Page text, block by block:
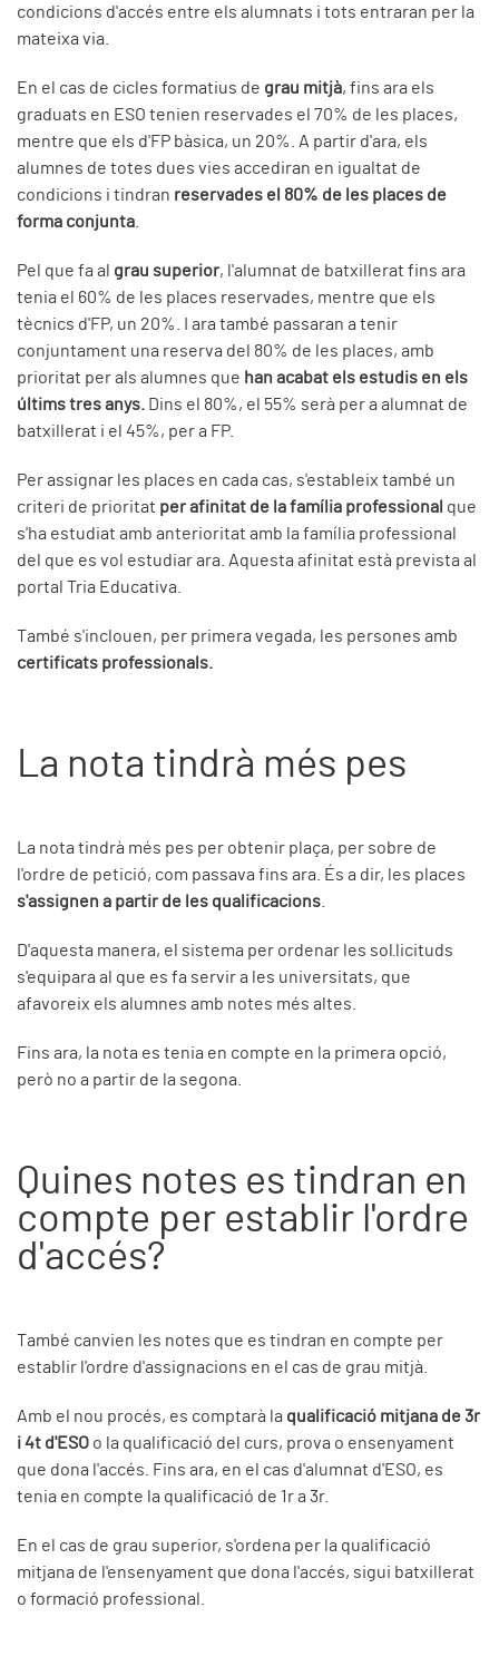
condicions d'accés entre els alumnats i tots entraran per la
mateixa via.
En el cas de cicles formatius de grau mitjà, fins ara els
graduats en ESO tenien reservades el 70% de les places,
mentre que els d'FP bàsica, un 20%. A partir d'ara, els
alumnes de totes dues vies accediran en igualtat de
condicions i tindran reservades el 80% de les places de
forma conjunta
Pel que fa al grau superior, l'alumnat de batxillerat fins ara
tenia el 60% de les places reservades, mentre que els
tècnics d'FP, un 20%. I ara també passaran a tenir
conjuntament una reserva del 80% de les places, amb
prioritat per als alumnes que han acabat els estudis en els
últims tres anys. Dins el 80%, el 55% serà per a alumnat de
batxillerat i el 45%, per a FP.
Per assignar les places en cada cas, s'estableix també un
criteri de prioritat per afinitat de la família professional que
s'ha estudiat amb anterioritat amb la família professional
del que es vol estudiar ara. Aquesta afinitat està prevista al
portal Tria Educativa.
També s'inclouen, per primera vegada, les persones amb
certificats professionals.
La nota tindrà més pes
La nota tindrà més pes per obtenir plaça, per sobre de
l'ordre de petició, com passava fins ara. És a dir, les places
s'assignen a partir de les qualificacions
D'aquesta manera, el sistema per ordenar les sol·licituds
s'equipara al que es fa servir a les universitats, que
afavoreix els alumnes amb notes més altes.
Fins ara, la nota es tenia en compte en la primera opció,
però no a partir de la segona.
Quines notes es tindran en
compte per establir l'ordre
d'accés?
També canvien les notes que es tindran en compte per
establir l'ordre d'assignacions en el cas de grau mitjà.
Amb el nou procés, es comptarà la qualificació mitjana de 3r
i 4t d'ESO o la qualificació del curs, prova o ensenyament
que dona l'accés. Fins ara, en el cas d'alumnat d'ESO, es
tenia en compte la qualificació de 1r a 3r.
En el cas de grau superior, s'ordena per la qualificació
mitjana de l'ensenyament que dona l'accés, sigui batxillerat
o formació professional.